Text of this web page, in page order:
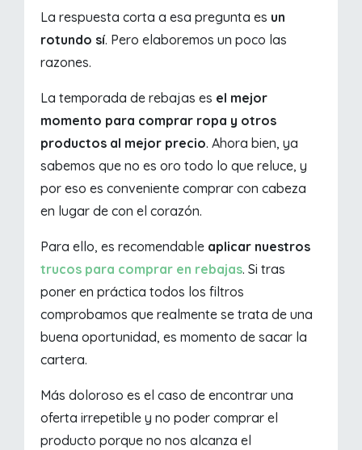
La respuesta corta a esa pregunta es un
rotundo sí. Pero elaboremos un poco las
razones.
La temporada de rebajas es el mejor
momento para comprar ropa y otros
productos al mejor precio. Ahora bien, ya
sabemos que no es oro todo lo que reluce, y
por eso es conveniente comprar con cabeza
en lugar de con el corazón.
Para ello, es recomendable aplicar nuestros
trucos para comprar en rebajas. Si tras
poner en práctica todos los filtros
comprobamos que realmente se trata de una
buena oportunidad, es momento de sacar la
cartera.
Más doloroso es el caso de encontrar una
oferta irrepetible y no poder comprar el
producto porque no nos alcanza el